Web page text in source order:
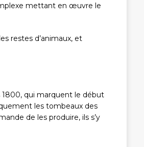
mettant en œuvre le
restes d’animaux, et
1800, qui marquent le début
les tombeaux des
de les produire, ils s’y